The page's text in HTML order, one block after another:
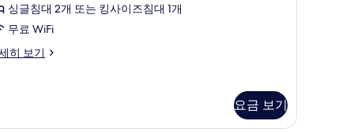
싱글침대 2개 또는 킹사이즈침대 1개
무료 WiFi
히 보기
요금 보기